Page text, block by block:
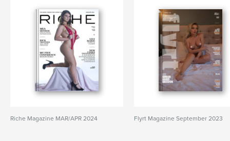
Riche Magazine MAR/APR 2024 Flyrt Magazine September 2023